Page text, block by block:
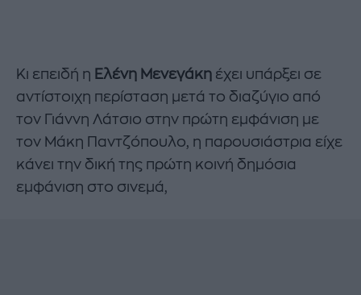
Κι επειδή η Ελένη Μενεγάκη έχει υπάρξει σε
αντίστοιχη περίσταση μετά το διαζύγιο από
τον Γιάννη Λάτσιο στην πρώτη εμφάνιση με
τον Μάκη Παντζόπουλο, η παρουσιάστρια είχε
κάνει την δική της πρώτη κοινή δημόσια
εμφάνιση στο σινεμά,